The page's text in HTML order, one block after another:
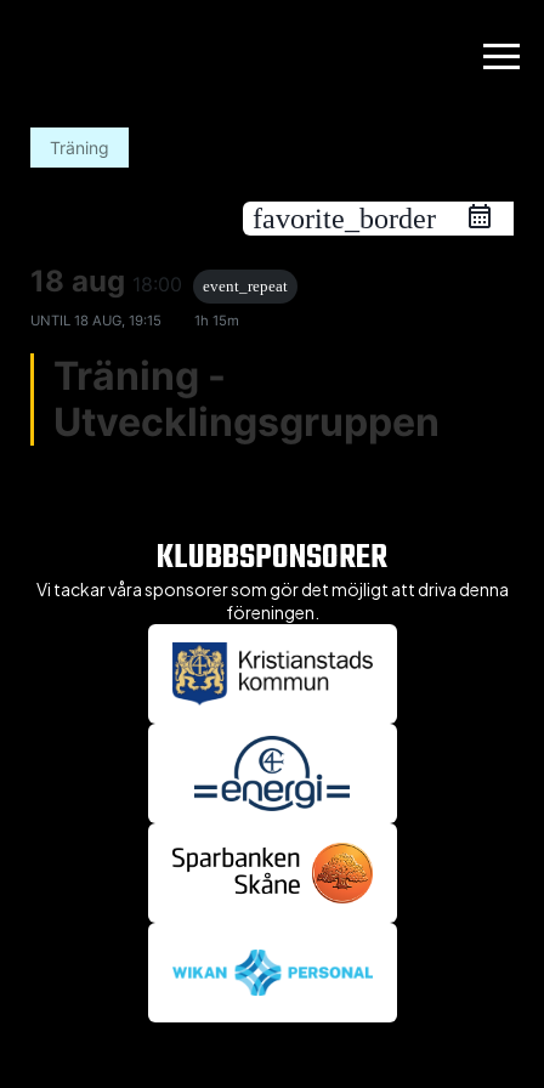
Träning
favorite_border
18 aug 18:00
event_repeat
UNTIL 18 AUG, 19:15 1h 15m
Träning -
Utvecklingsgruppen
KLUBBSPONSORER
Vi tackar våra sponsorer som gör det möjligt att driva denna
föreningen.